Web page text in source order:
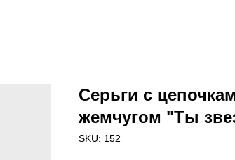
Серьги с
жемчугом "Ты
SKU: 152